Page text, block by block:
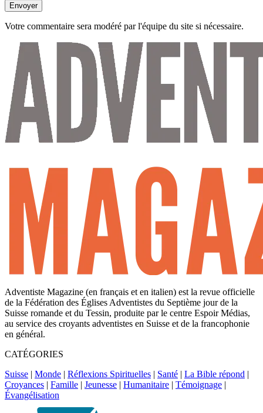
Envoyer
Votre commentaire sera modéré par l'équipe du site si nécessaire.
Adventiste Magazine (en français et en italien) est la revue officielle
de la Fédération des Églises Adventistes du Septième jour de la
Suisse romande et du Tessin, produite par le centre Espoir Médias,
au service des croyants adventistes en Suisse et de la francophonie
en général.
CATÉGORIES
Suisse | Monde | Réflexions Spirituelles | Santé | La Bible répond |
Croyances | Famille | Jeunesse | Humanitaire | Témoignage |
Évangélisation